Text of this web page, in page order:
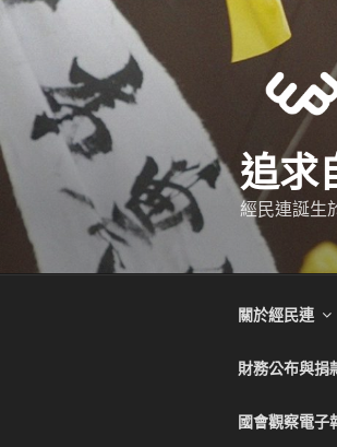
跳
容
追求
經民連誕生
關於經民連
財務公布與捐
國會觀察電子